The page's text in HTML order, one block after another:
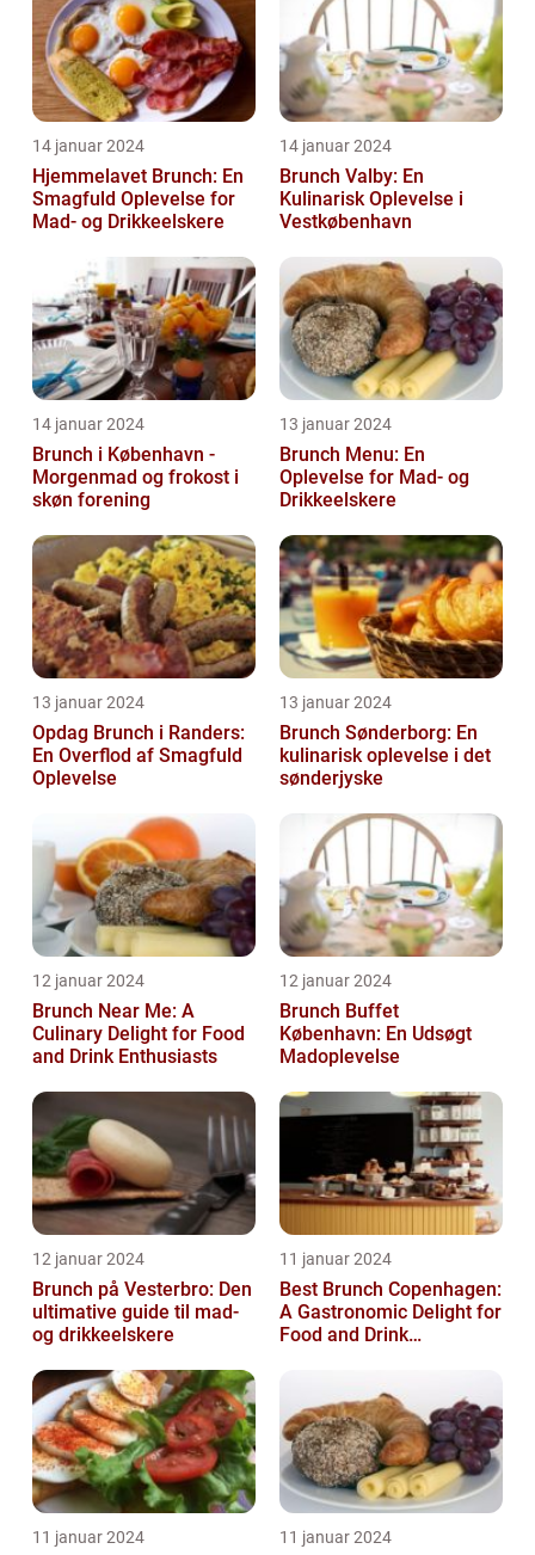
14 januar 2024
Hjemmelavet Brunch: En
Smagfuld Oplevelse for
Mad- og Drikkeelskere
14 januar 2024
Brunch Valby: En
Kulinarisk Oplevelse i
Vestkøbenhavn
14 januar 2024
Brunch i København -
Morgenmad og frokost i
skøn forening
13 januar 2024
Brunch Menu: En
Oplevelse for Mad- og
Drikkeelskere
13 januar 2024
Opdag Brunch i Randers:
En Overflod af Smagfuld
Oplevelse
13 januar 2024
Brunch Sønderborg: En
kulinarisk oplevelse i det
sønderjyske
12 januar 2024
Brunch Near Me: A
Culinary Delight for Food
and Drink Enthusiasts
12 januar 2024
Brunch Buffet
København: En Udsøgt
Madoplevelse
12 januar 2024
Brunch på Vesterbro: Den
ultimative guide til mad-
og drikkeelskere
11 januar 2024
Best Brunch Copenhagen:
A Gastronomic Delight for
Food and Drink
11 januar 2024 11 januar 2024